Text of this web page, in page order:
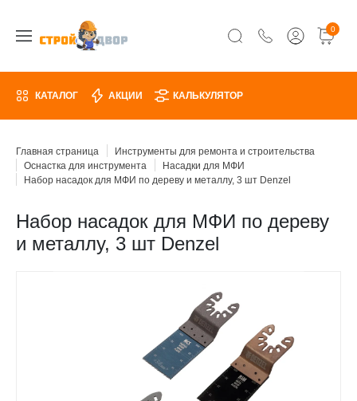
0
КАТАЛОГ АКЦИИ КАЛЬКУЛЯТОР
Главная страница
Инструменты для ремонта и строительства
Оснастка для инструмента
Насадки для МФИ
Набор насадок для МФИ по дереву и металлу, 3 шт Denzel
Набор насадок для МФИ по дереву
и металлу, 3 шт Denzel